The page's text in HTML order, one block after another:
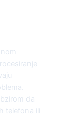
da
telefona ili